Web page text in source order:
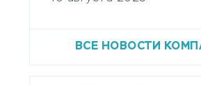
ВСЕ НОВОСТИ